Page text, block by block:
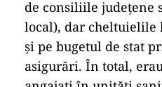
de consiliile județene
local), dar cheltuielile
și pe bugetul de stat
asigurări. În total,